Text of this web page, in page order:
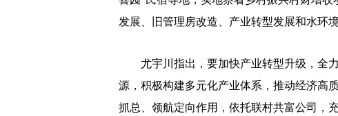
发展、旧管理房改造、产业转型发展和水环
尤宇川指出，要加快产业转型升级，全力
源，积极构建多元化产业体系，推动经济高
抓总、领航定向作用，依托联村共富公司，